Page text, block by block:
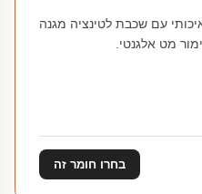
עם שכבת לטינציה מגנה
מט אלגנטי.
בחרו חומר זה